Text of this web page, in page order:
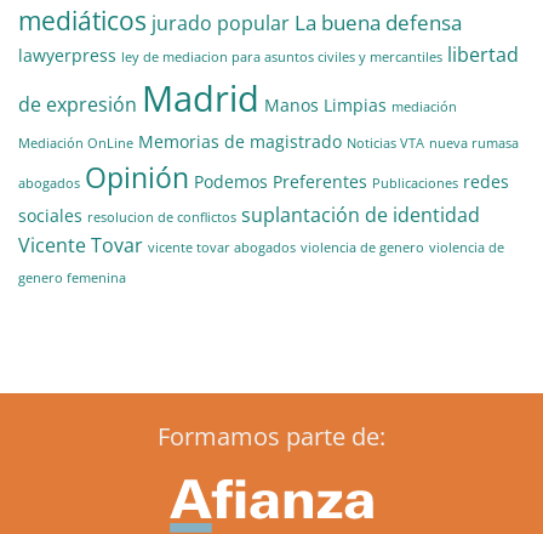
mediáticos jurado popular La buena defensa
lawyerpress ley de mediacion para asuntos civiles y mercantiles libertad
de expresión Madrid Manos Limpias mediación
Mediación OnLine Memorias de magistrado Noticias VTA nueva rumasa
abogados Opinión Podemos Preferentes Publicaciones redes
sociales resolucion de conflictos suplantación de identidad
Vicente Tovar vicente tovar abogados violencia de genero violencia de
genero femenina
Formamos parte de: